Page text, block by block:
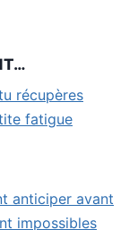
récupères
fatigue
anticiper avant
impossibles